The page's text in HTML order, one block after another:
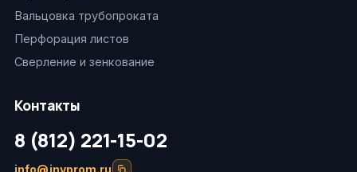
Вальцовка трубопроката
Перфорация листов
Сверление и зенкование
Контакты
8 (812) 221-15-02
info@invprom.ru